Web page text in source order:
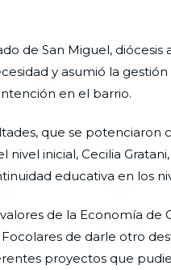
de San Miguel,
y asumió la
en el barrio.
que se potenciaron
inicial, Cecilia
educativa en los
de la Economía
de darle otro
proyectos que